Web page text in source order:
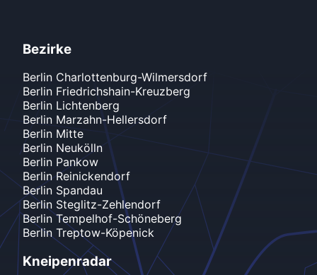
Kneipenradar
Bezirke
Berlin Charlottenburg-Wilmersdorf
Berlin Friedrichshain-Kreuzberg
Berlin Lichtenberg
Berlin Marzahn-Hellersdorf
Berlin Mitte
Berlin Neukölln
Berlin Pankow
BerlinReinickendorf
Berlin Spandau
Berlin Steglitz-Zehlendorf
BerlinTempelhof-Schöneberg
Berlin Treptow-Köpenick